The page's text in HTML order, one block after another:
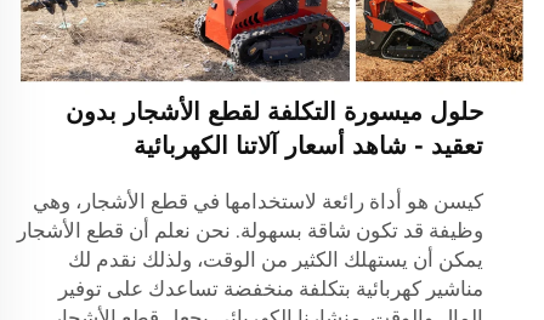
حلول ميسورة التكلفة لقطع الأشجار بدون
تعقيد - شاهد أسعار آلاتنا الكهربائية
كيسن هو أداة رائعة لاستخدامها في قطع الأشجار، وهي
وظيفة قد تكون شاقة بسهولة. نحن نعلم أن قطع الأشجار
يمكن أن يستهلك الكثير من الوقت، ولذلك نقدم لك
مناشير كهربائية بتكلفة منخفضة تساعدك على توفير